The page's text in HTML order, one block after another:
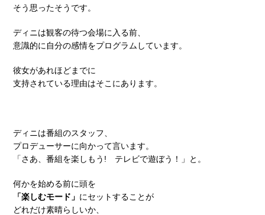
そう思ったそうです。
ディニは観客の待つ会場に入る前、
意識的に自分の感情をプログラムしています。
彼女があれほどまでに
支持されている理由はそこにあります。
ディニは番組のスタッフ、
プロデューサーに向かって言います。
「さあ、番組を楽しもう! テレビで遊ぼう！」と。
何かを始める前に頭を
「楽しむモード」 にセットすることが
どれだけ素晴らしいか、